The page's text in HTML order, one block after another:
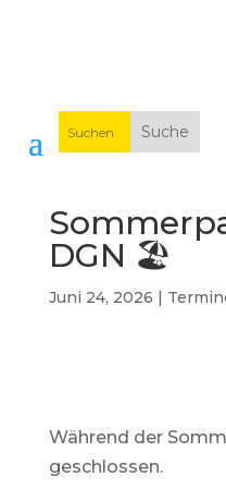
DGN 🏖️
Juni 24, 2026 |
Während der
geschlossen.